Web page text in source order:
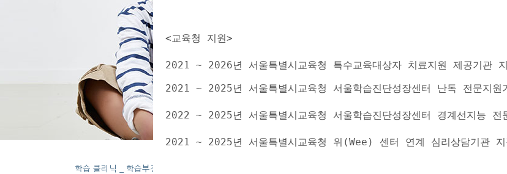
<교육청 지원>
2021 ~ 2026년 서울특별시교육청 특수교육대상자 치료지원 제공기관
2021 ~ 2025년 서울특별시교육청 서울학습진단성장센터 난독 전문지원
2022 ~ 2025년 서울특별시교육청 서울학습진단성장센터 경계선지능 전
2021 ~ 2025년 서울특별시교육청 위(Wee) 센터 연계 심리상담기관 지
학습 클리닉 _ 학습부진 (읽기 / 쓰기 / 수학)